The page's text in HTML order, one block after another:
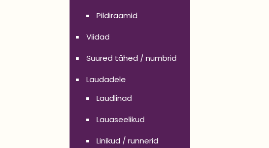
Pildiraamid
Viidad
Suured tähed / numbrid
Laudadele
Laudlinad
Lauaseelikud
Linikud / runnerid